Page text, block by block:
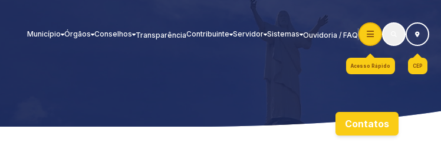
Município Órgãos Conselhos TransparênciaContribuinte Servidor Sistemas Ouvidoria / FAQ
Acesso Rápido CEP
Contatos